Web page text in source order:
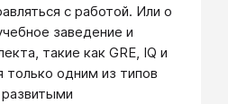
с работой. Или о
заведение и
такие как GRE, IQ и
одним из типов